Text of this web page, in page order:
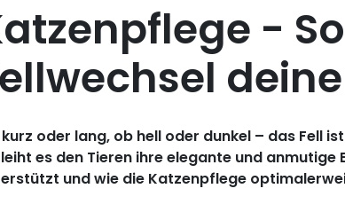
-
oder lang, ob hell oder dunkel – das Fell
es den Tieren ihre elegante und anmutige
und wie die Katzenpflege